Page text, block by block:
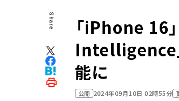
Share
「iPhone 16
Intelligence
能に
公開 2024年09月10日 02時55分